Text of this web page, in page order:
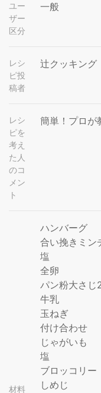
ユー
ザー
区分
一般
レシ
ピ投
稿者
辻クッキング
レシ
ピを
考え
た人
のコ
メン
ト
簡単！プロが
材料
ハンバーグ
合い挽きミン
塩
全卵
パン粉大さじ
牛乳
玉ねぎ
付け合わせ
じゃがいも
塩
ブロッコリー
しめじ